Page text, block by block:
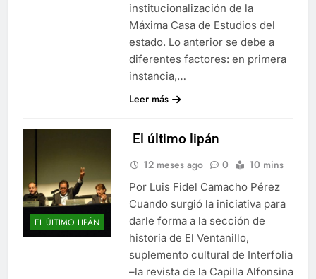
institucionalización de la
Máxima Casa de Estudios del
estado. Lo anterior se debe a
diferentes factores: en primera
instancia,…
Leer más
EL ÚLTIMO LIPÁN
El último lipán
12 meses ago 0 10 mins
Por Luis Fidel Camacho Pérez
Cuando surgió la iniciativa para
darle forma a la sección de
historia de El Ventanillo,
suplemento cultural de Interfolia
–la revista de la Capilla Alfonsina